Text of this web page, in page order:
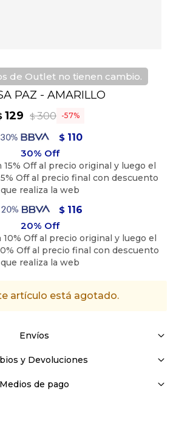
de Outlet no tienen cambio.
PAZ - AMARILLO
129 $300 57
$ 110
$ 116
artículo está agotado.
Envíos
y Devoluciones
Medios de pago